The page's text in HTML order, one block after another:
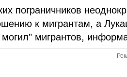
пограничников
к мигрантам, а
мигрантов,